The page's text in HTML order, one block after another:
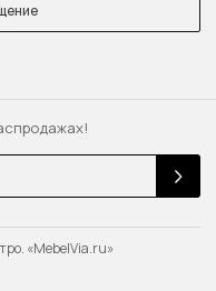
«MebelVia.ru»